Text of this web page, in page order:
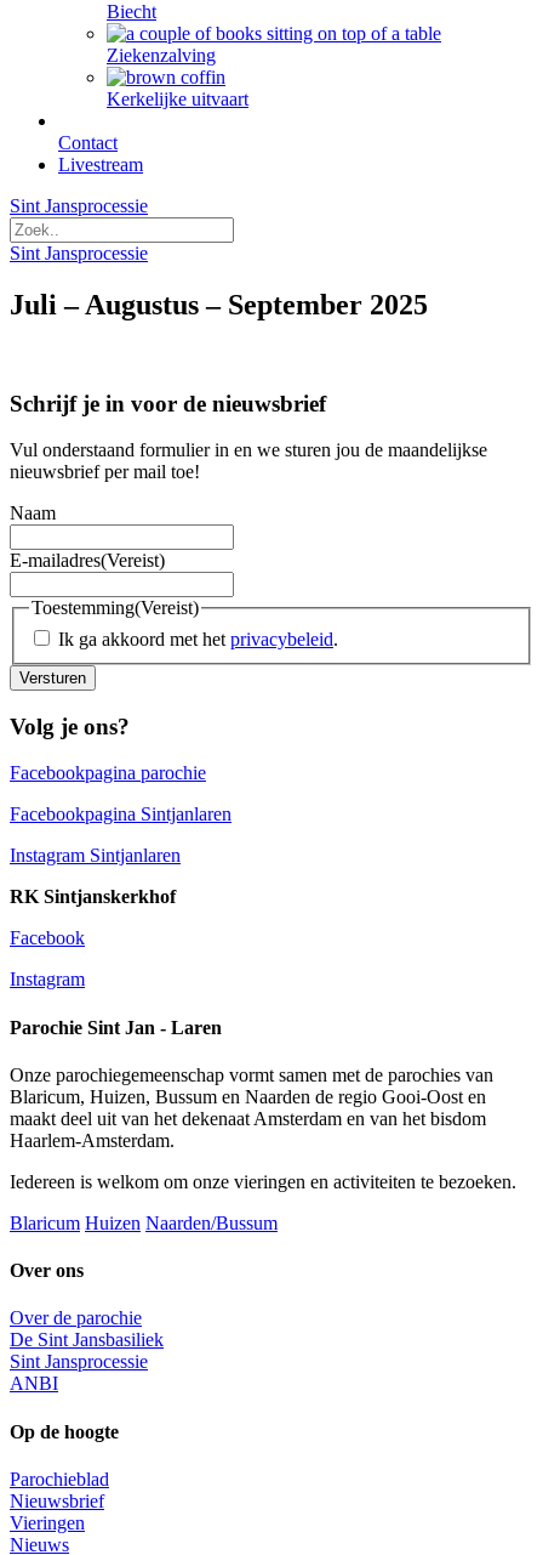
Biecht
Ziekenzalving
Kerkelijke uitvaart
Contact
Livestream
Sint Jansprocessie
Sint Jansprocessie
Juli – Augustus – September 2025
Schrijf je in voor de nieuwsbrief
Vul onderstaand formulier in en we sturen jou de maandelijkse
nieuwsbrief per mail toe!
Naam
E-mailadres(Vereist)
Toestemming(Vereist)
Ik ga akkoord met het privacybeleid.
Versturen
Volg je ons?
Facebookpagina parochie
Facebookpagina Sintjanlaren
Instagram Sintjanlaren
RK Sintjanskerkhof
Facebook
Instagram
Parochie Sint Jan - Laren
Onze parochiegemeenschap vormt samen met de parochies van
Blaricum, Huizen, Bussum en Naarden de regio Gooi-Oost en
maakt deel uit van het dekenaat Amsterdam en van het bisdom
Haarlem-Amsterdam.
Iedereen is welkom om onze vieringen en activiteiten te bezoeken.
Blaricum Huizen Naarden/Bussum
Over ons
Over de parochie
De Sint Jansbasiliek
Sint Jansprocessie
ANBI
Op de hoogte
Parochieblad
Nieuwsbrief
Vieringen
Nieuws